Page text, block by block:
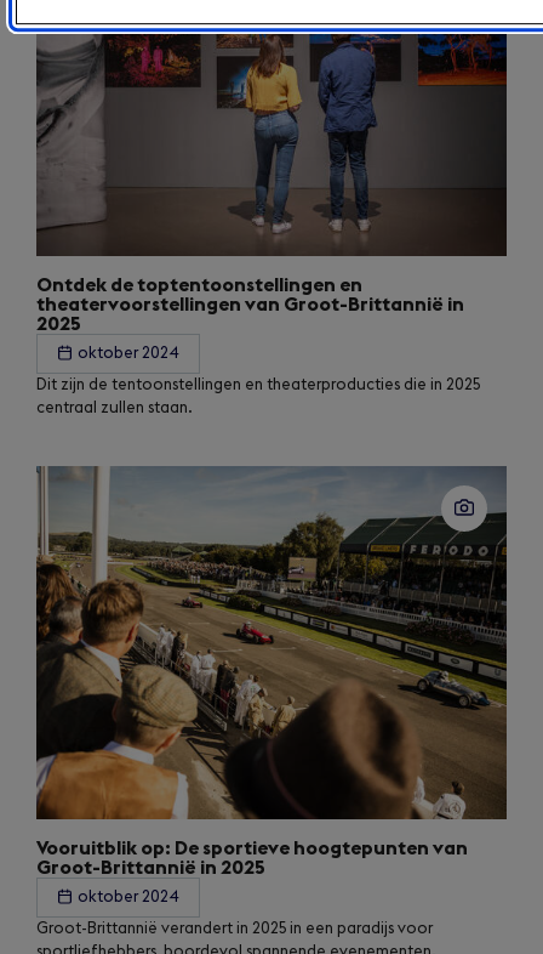
Ontdek de toptentoonstellingen en
theatervoorstellingen van Groot-Brittannië in
2025
oktober 2024
Dit zijn de tentoonstellingen en theaterproducties die in 2025
centraal zullen staan.
Vooruitblik op: De sportieve hoogtepunten van
Groot-Brittannië in 2025
oktober 2024
Groot-Brittannië verandert in 2025 in een paradijs voor